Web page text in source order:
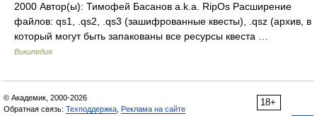
2000 Автор(ы): Тимофей Басанов a.k.a. RipOs Расширение
файлов: qs1, .qs2, .qs3 (зашифрованные квесты), .qsz (архив, в
который могут быть запакованы все ресурсы квеста …
Википедия
18+
© Академик, 2000-2026
Обратная связь: Техподдержка Реклама на сайте